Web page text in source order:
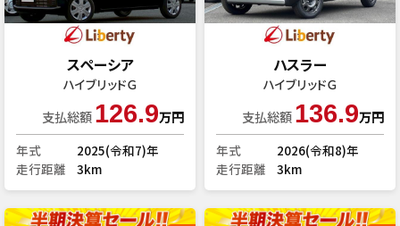
スペーシア
ハイブリッドＧ
支払総額126.9万円
年式
2025(令和7)年
走行距離
3km
ハスラー
ハイブリッドＧ
支払総額136.9万円
年式
2026(令和8)年
走行距離
3km